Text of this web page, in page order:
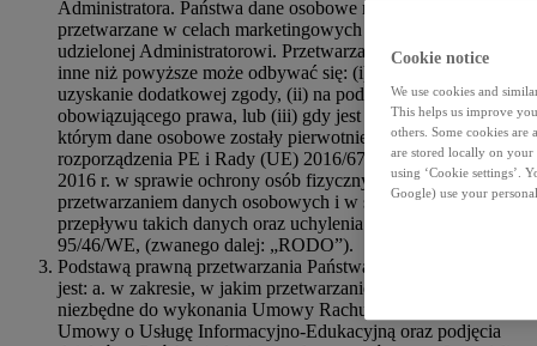
Administratora. Państwa dane osobowe mogą również być
przetwarzane w celach marketingowych na podstawie zgody
udzielonej Administratorowi. Przetwarzanie danych w celach
inne niż powyższe może odbywać się: (i) w oparciu o
uzyskanie dodatkowej zgody, (ii) na podstawie
obowiązującego prawa, lub (iii) gdy jest to zgodne z celem, w
którym dane osobowe zostały pierwotnie zebrane (art. 6 ust. 4
rozporządzenia PE i Rady (UE) 2016/679 z dnia 27 kwietnia
2016 r. w sprawie ochrony osób fizycznych w związku z
przetwarzaniem danych osobowych i w sprawie swobodnego
przepływu takich danych oraz uchylenia dyrektywy
95/46/WE, (zwanego dalej: „RODO”).
Podstawą prawną przetwarzania Państwa danych osobowych
jest: a. w zakresie, w jakim przetwarzanie danych jest
niezbędne do wykonania Umowy Rachunku Demo lub
Umowy o Usługę Informacyjno-Edukacyjną oraz podjęcia
Cookie notice
We use cookies and
This helps us improve
others. Some cookies are
are stored locally on your
using ‘Cookie settings’.
Google) use your